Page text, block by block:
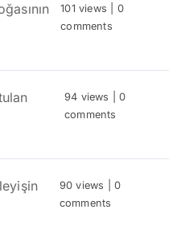
101 views
0
comments
94 views |0
comments
90 views
0
comments